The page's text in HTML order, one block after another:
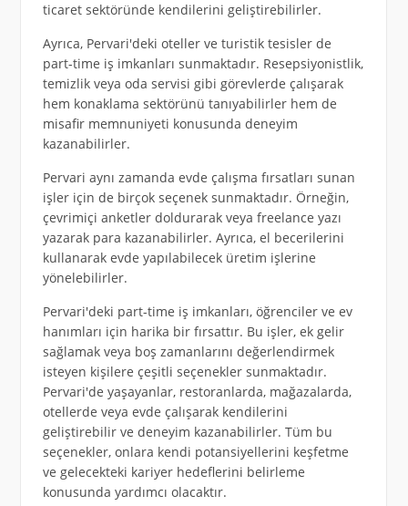
ticaret sektöründe kendilerini geliştirebilirler.
Ayrıca, Pervari'deki oteller ve turistik tesisler de
part-time iş imkanları sunmaktadır. Resepsiyonistlik,
temizlik veya oda servisi gibi görevlerde çalışarak
hem konaklama sektörünü tanıyabilirler hem de
misafir memnuniyeti konusunda deneyim
kazanabilirler.
Pervari aynı zamanda evde çalışma fırsatları sunan
işler için de birçok seçenek sunmaktadır. Örneğin,
çevrimiçi anketler doldurarak veya freelance yazı
yazarak para kazanabilirler. Ayrıca, el becerilerini
kullanarak evde yapılabilecek üretim işlerine
yönelebilirler.
Pervari'deki part-time iş imkanları, öğrenciler ve ev
hanımları için harika bir fırsattır. Bu işler, ek gelir
sağlamak veya boş zamanlarını değerlendirmek
isteyen kişilere çeşitli seçenekler sunmaktadır.
Pervari'de yaşayanlar, restoranlarda, mağazalarda,
otellerde veya evde çalışarak kendilerini
geliştirebilir ve deneyim kazanabilirler. Tüm bu
seçenekler, onlara kendi potansiyellerini keşfetme
ve gelecekteki kariyer hedeflerini belirleme
konusunda yardımcı olacaktır.